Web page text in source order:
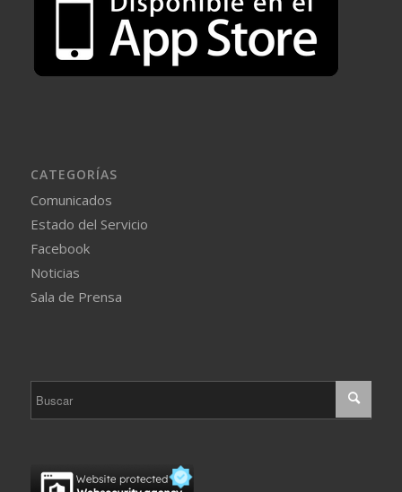
CATEGORÍAS
Comunicados
Estado del Servicio
Facebook
Noticias
Sala de Prensa